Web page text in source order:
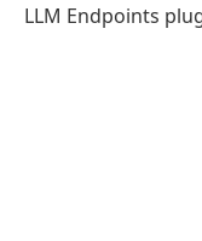
LLM Endpoints